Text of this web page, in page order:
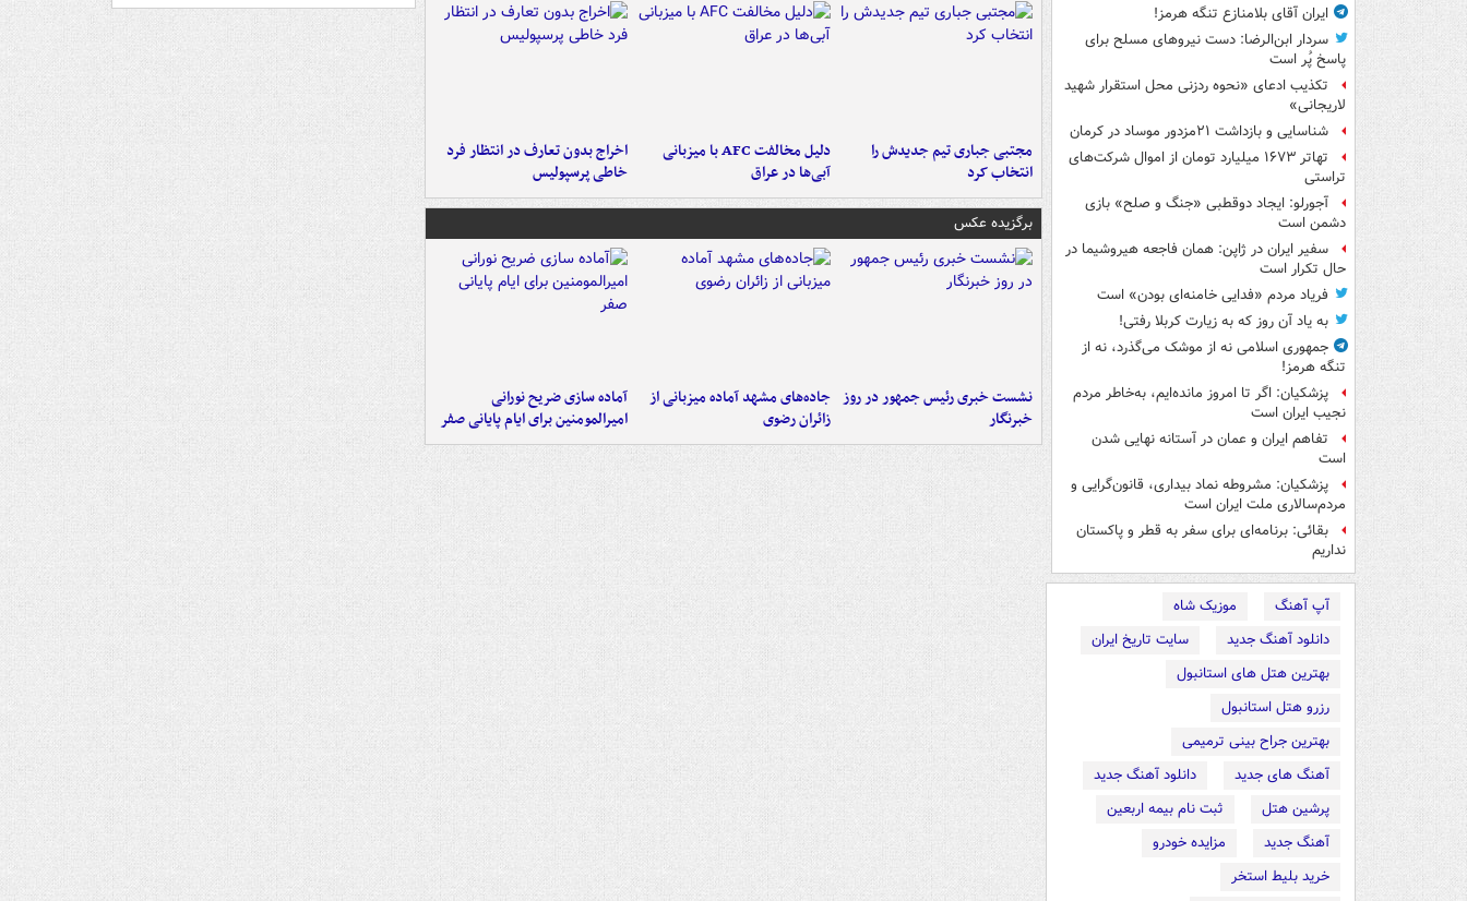
ایران آقای بلامنازع تنگه هرمز!
سردار ابن‌الرضا: دست نیروهای مسلح برای
پاسخ پُر است
تکذیب ادعای «نحوه ردزنی محل استقرار شهید
لاریجانی»
شناسایی و بازداشت ۲۱مزدور موساد در کرمان
تهاتر ۱۶۷۳ میلیارد تومان از اموال شرکت‌های
تراستی
آجورلو: ایجاد دوقطبی «جنگ و صلح‌» بازی
دشمن است
سفیر ایران در ژاپن: همان فاجعه هیروشیما در
حال تکرار است
فریاد مردم «فدایی خامنه‌ای بودن» است
به یاد آن روز که به زیارت کربلا رفتی!
جمهوری اسلامی نه از موشک می‌گذرد، نه از
تنگه هرمز!
پزشکیان: اگر تا امروز مانده‌ایم، به‌خاطر مردم
نجیب ایران است
تفاهم ایران و عمان در آستانه نهایی شدن
است
پزشکیان: مشروطه نماد بیداری، قانون‌گرایی و
مردم‌سالاری ملت ایران است
بقائی: برنامه‌ای برای سفر به قطر و پاکستان
نداریم
آپ آهنگ
موزیک شاه
دانلود آهنگ جدید
سایت تاریخ ایران
بهترین هتل های استانبول
رزرو هتل استانبول
بهترین جراح بینی ترمیمی
آهنگ های جدید
دانلود آهنگ جدید
پرشین هتل
ثبت نام بیمه اربعین
آهنگ جدید
مزایده خودرو
خرید بلیط استخر
مجتبی جباری تیم جدیدش را
انتخاب کرد
دلیل مخالفت AFC با میزبانی
آبی‌ها در عراق
اخراج بدون تعارف در انتظار فرد
خاطی پرسپولیس
برگزیده عکس
نشست خبری رئیس جمهور در روز
خبرنگار
جاده‌های مشهد آماده میزبانی از
زائران رضوی
آماده سازی ضریح نورانی
امیرالمومنین برای ایام پایانی صفر